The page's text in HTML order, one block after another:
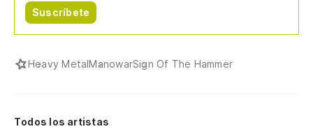
Suscríbete
Heavy MetalManowarSign Of The Hammer
Todos los artistas